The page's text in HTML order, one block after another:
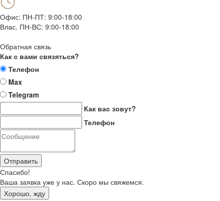
Офис: ПН-ПТ: 9:00-18:00
Влас. ПН-ВС: 9:00-18:00
Обратная связь
Как с вами связяться?
Телефон
Max
Telegram
Как вас зовут?
Телефон
Отправить
Спасибо!
Ваша заявка уже у нас. Скоро мы свяжемся.
Хорошо, жду